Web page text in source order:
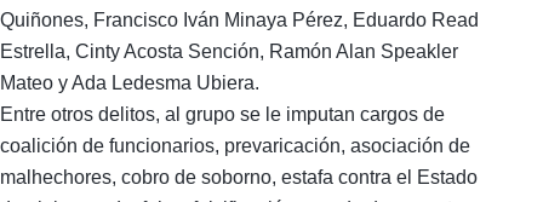
Quiñones, Francisco Iván Minaya Pérez, Eduardo Read
Estrella, Cinty Acosta Sención, Ramón Alan Speakler
Mateo y Ada Ledesma Ubiera.
Entre otros delitos, al grupo se le imputan cargos de
coalición de funcionarios, prevaricación, asociación de
malhechores, cobro de soborno, estafa contra el Estado